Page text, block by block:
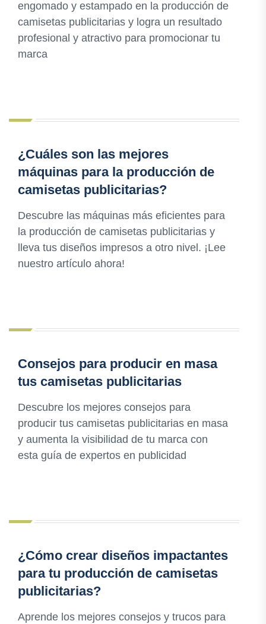
engomado y estampado en la producción de
camisetas publicitarias y logra un resultado
profesional y atractivo para promocionar tu
marca
¿Cuáles son las mejores
máquinas para la producción de
camisetas publicitarias?
Descubre las máquinas más eficientes para
la producción de camisetas publicitarias y
lleva tus diseños impresos a otro nivel. ¡Lee
nuestro artículo ahora!
Consejos para producir en masa
tus camisetas publicitarias
Descubre los mejores consejos para
producir tus camisetas publicitarias en masa
y aumenta la visibilidad de tu marca con
esta guía de expertos en publicidad
¿Cómo crear diseños impactantes
para tu producción de camisetas
publicitarias?
Aprende los mejores consejos y trucos para